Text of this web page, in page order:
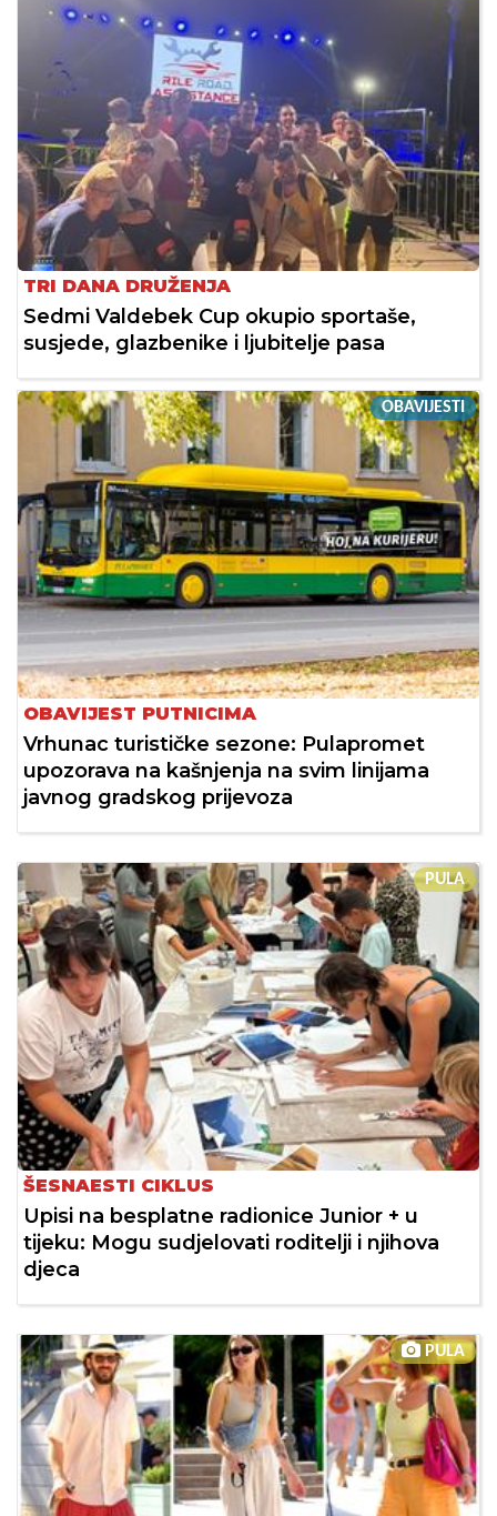
TRI DANA DRUŽENJA
Sedmi Valdebek Cup okupio sportaše,
susjede, glazbenike i ljubitelje pasa
OBAVIJESTI
OBAVIJEST PUTNICIMA
Vrhunac turističke sezone: Pulapromet
upozorava na kašnjenja na svim linijama
javnog gradskog prijevoza
PULA
ŠESNAESTI CIKLUS
Upisi na besplatne radionice Junior + u
tijeku: Mogu sudjelovati roditelji i njihova
djeca
PULA